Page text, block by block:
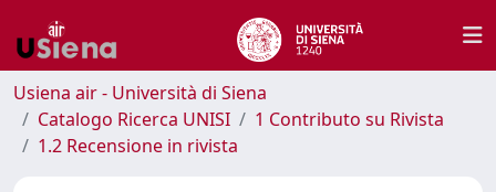
Usiena air - Università di Siena
Catalogo Ricerca UNISI
1 Contributo su Rivista
1.2 Recensione in rivista